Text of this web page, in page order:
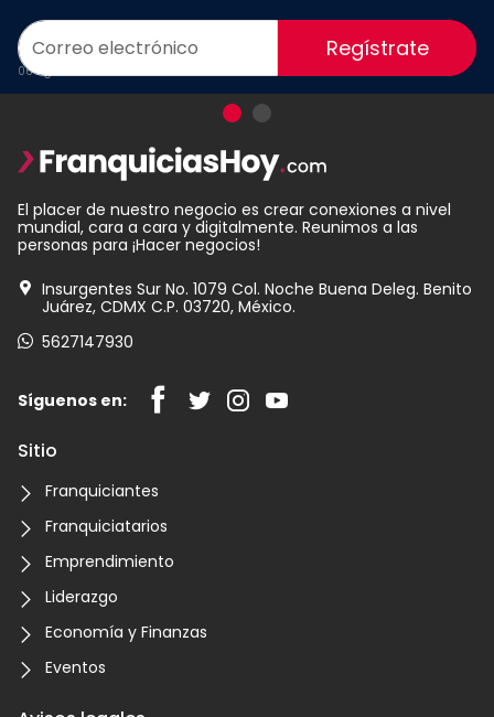
06 Agosto 2026
Regístrate
El placer de nuestro negocio es crear conexiones a nivel
mundial, cara a cara y digitalmente. Reunimos a las
personas para ¡Hacer negocios!
Insurgentes Sur No. 1079 Col. Noche Buena Deleg. Benito
Juárez, CDMX C.P. 03720, México.
5627147930
Síguenos en:
Sitio
Franquiciantes
Franquiciatarios
Emprendimiento
Liderazgo
Economía y Finanzas
Eventos